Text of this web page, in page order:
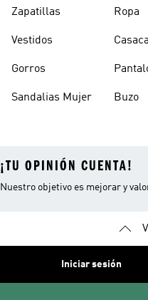
Zapatillas
Vestidos
Gorros
Sandalias Mujer
Ropa
Buzo
¡TU OPINIÓN CUENTA!
Nuestro objetivo es mejorar y
Iniciar sesión